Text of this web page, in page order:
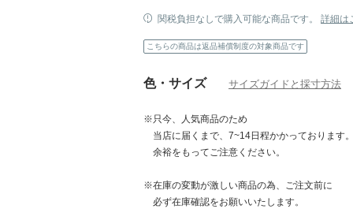
関税負担なしで購入可能な商品です。 詳細は
こちらの商品は返品補償制度の対象商品です
色・サイズ サイズガイドと採寸方法
※只今、人気商品のため
当店に届くまで、7~14日程かかっております。
余裕をもってご注意ください。
※在庫の変動が激しい商品の為、ご注文前に
必ず在庫確認をお願いいたします。